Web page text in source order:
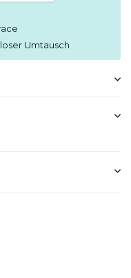
Umtausch